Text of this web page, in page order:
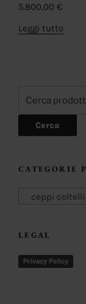
5.800,00 €
Leggi tutto
Cerca
CATEGORIE
ceppi coltelli
LEGAL
Privacy Policy